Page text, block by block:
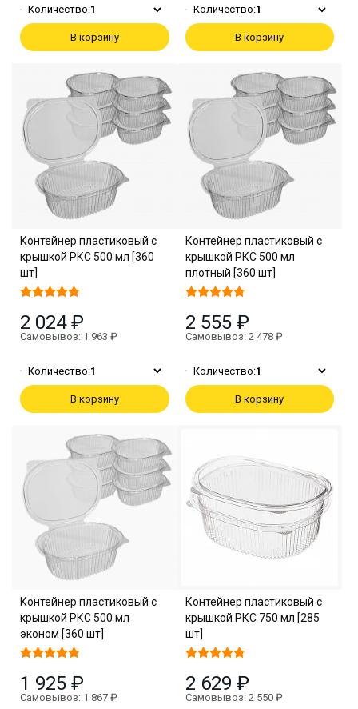
Количество:1
В корзину
Количество:1
В корзину
Контейнер пластиковый с
крышкой РКС 500 мл [360
шт]
2 024 ₽
Самовывоз: 1 963 ₽
Количество:1
В корзину
Контейнер пластиковый с
крышкой РКС 500 мл
плотный [360 шт]
2 555 ₽
Самовывоз: 2 478 ₽
Количество:1
В корзину
Контейнер пластиковый с
крышкой РКС 500 мл
эконом [360 шт]
1 925 ₽
Самовывоз: 1 867 ₽
Контейнер пластиковый с
крышкой РКС 750 мл [285
шт]
2 629 ₽
Самовывоз: 2 550 ₽